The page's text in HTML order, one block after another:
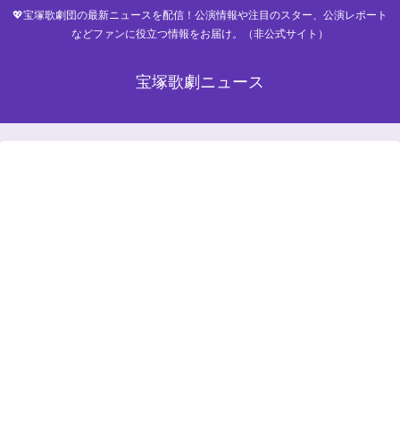
💖宝塚歌劇団の最新ニュースを配信！公演情報や注目のスター、公演レポート
などファンに役立つ情報をお届け。（非公式サイト）
宝塚歌劇ニュース